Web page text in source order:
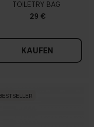
TOILETRY BAG
29 €
KAUFEN